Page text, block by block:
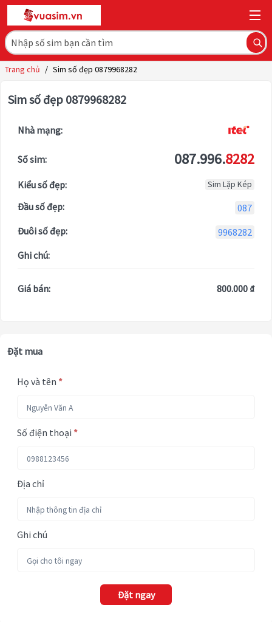
Trang chủ / Sim số đẹp 0879968282
Sim số đẹp 0879968282
Nhà mạng:
Số sim: 087.996.8282
Kiểu số đẹp: Sim Lặp Kép
Đầu số đẹp:
087
Đuôi số đẹp:
9968282
Ghi chú:
Giá bán: 800.000 ₫
Đặt mua
Họ và tên *
Số điện thoại *
Địa chỉ
Ghi chú
Đặt ngay